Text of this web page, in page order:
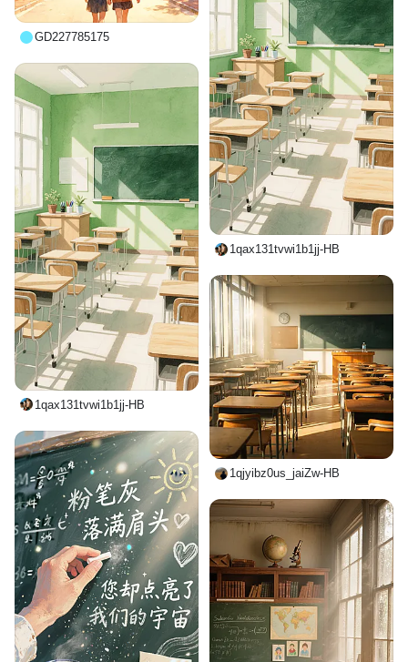
1qax131tvwi1b1jj-HB
GD227785175
1qax131tvwi1b1jj-HB
1qjyibz0us_jaiZw-HB